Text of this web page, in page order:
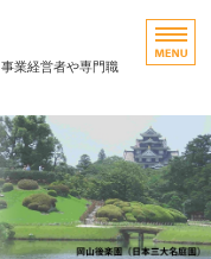
業経営者や専門職